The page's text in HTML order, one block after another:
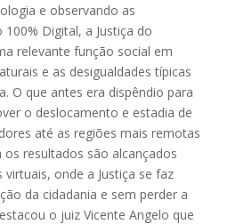
e observando as
100% Digital, a Justiça do
relevante função social em
e as desigualdades típicas
O que antes era dispêndio para
o deslocamento e estadia de
até as regiões mais remotas
os resultados são alcançados
onde a Justiça se faz
da cidadania e sem perder a
o juiz Vicente Angelo que